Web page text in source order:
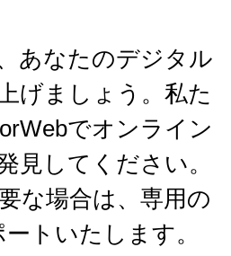
あなたのデジタル
げましょう。私た
でオンライン
見してください。
な場合は、専用の
トいたします。